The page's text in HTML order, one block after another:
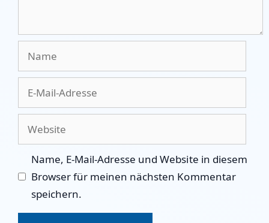
Name, E-Mail-Adresse und Website in diesem
Browser für meinen nächsten Kommentar
speichern.